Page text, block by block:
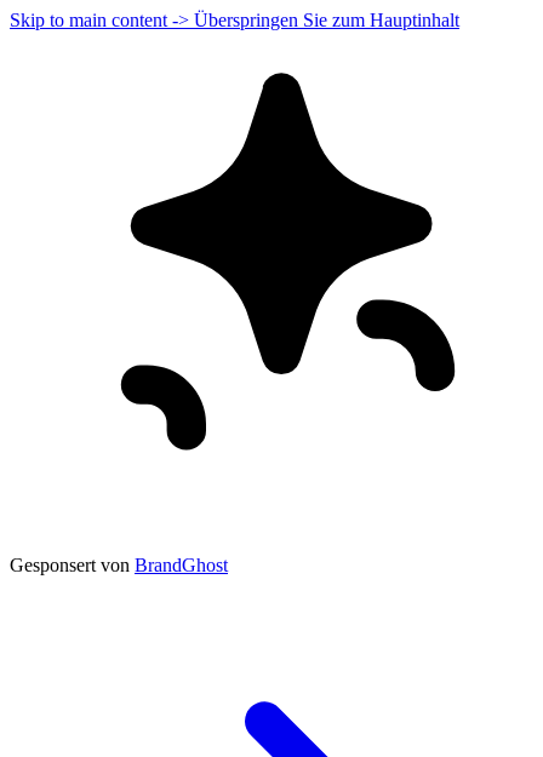
Skip to main content -> Überspringen Sie zum Hauptinhalt
Gesponsert von BrandGhost